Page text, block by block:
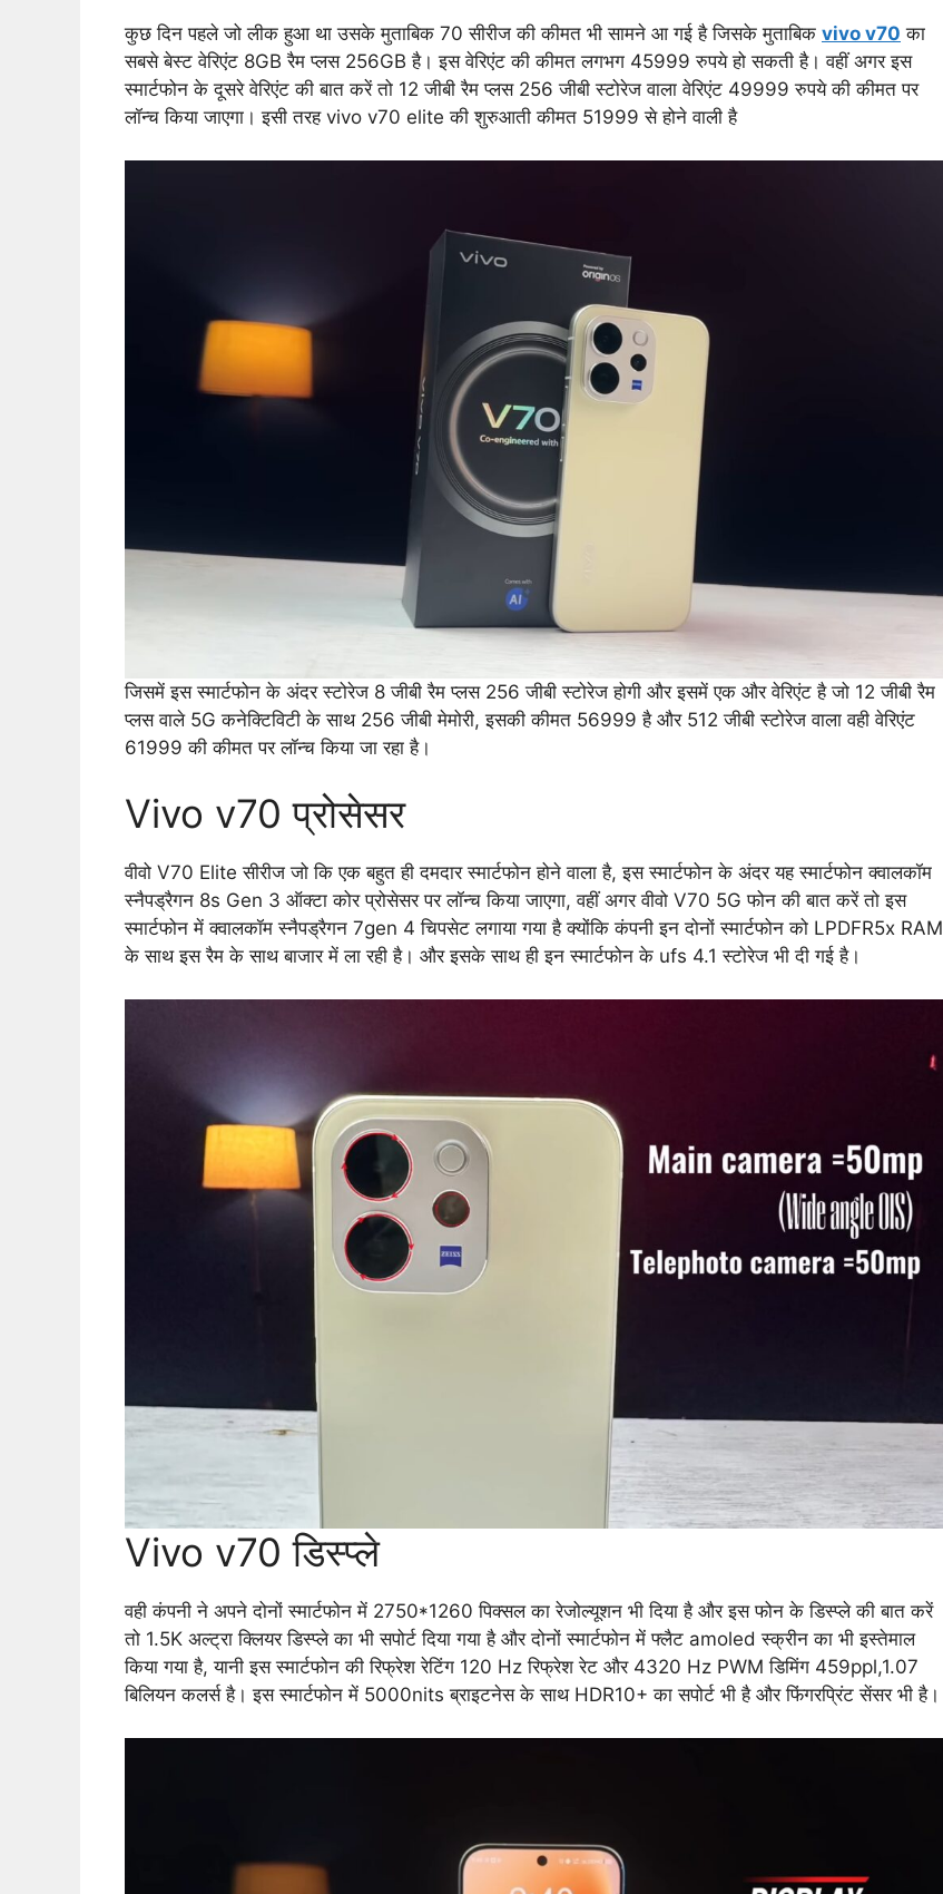
कुछ दिन पहले जो लीक हुआ था उसके मुताबिक 70 सीरीज की कीमत भी सामने आ गई है जिसके मुताबिक vivo v70 का
सबसे बेस्ट वेरिएंट 8GB रैम प्लस 256GB है। इस वेरिएंट की कीमत लगभग 45999 रुपये हो सकती है। वहीं अगर इस
स्मार्टफोन के दूसरे वेरिएंट की बात करें तो 12 जीबी रैम प्लस 256 जीबी स्टोरेज वाला वेरिएंट 49999 रुपये की कीमत पर
लॉन्च किया जाएगा। इसी तरह vivo v70 elite की शुरुआती कीमत 51999 से होने वाली है
जिसमें इस स्मार्टफोन के अंदर स्टोरेज 8 जीबी रैम प्लस 256 जीबी स्टोरेज होगी और इसमें एक और वेरिएंट है जो 12 जीबी रैम
प्लस वाले 5G कनेक्टिविटी के साथ 256 जीबी मेमोरी, इसकी कीमत 56999 है और 512 जीबी स्टोरेज वाला वही वेरिएंट
61999 की कीमत पर लॉन्च किया जा रहा है।
Vivo v70 प्रोसेसर
वीवो V70 Elite सीरीज जो कि एक बहुत ही दमदार स्मार्टफोन होने वाला है, इस स्मार्टफोन के अंदर यह स्मार्टफोन क्वालकॉम
स्नैपड्रैगन 8s Gen 3 ऑक्टा कोर प्रोसेसर पर लॉन्च किया जाएगा, वहीं अगर वीवो V70 5G फोन की बात करें तो इस
स्मार्टफोन में क्वालकॉम स्नैपड्रैगन 7gen 4 चिपसेट लगाया गया है क्योंकि कंपनी इन दोनों स्मार्टफोन को LPDFR5x RAM
के साथ इस रैम के साथ बाजार में ला रही है। और इसके साथ ही इन स्मार्टफोन के ufs 4.1 स्टोरेज भी दी गई है।
Vivo v70 डिस्प्ले
वही कंपनी ने अपने दोनों स्मार्टफोन में 2750*1260 पिक्सल का रेजोल्यूशन भी दिया है और इस फोन के डिस्प्ले की बात करें
तो 1.5K अल्ट्रा क्लियर डिस्प्ले का भी सपोर्ट दिया गया है और दोनों स्मार्टफोन में फ्लैट amoled स्क्रीन का भी इस्तेमाल
किया गया है, यानी इस स्मार्टफोन की रिफ्रेश रेटिंग 120 Hz रिफ्रेश रेट और 4320 Hz PWM डिमिंग 459ppl,1.07
बिलियन कलर्स है। इस स्मार्टफोन में 5000nits ब्राइटनेस के साथ HDR10+ का सपोर्ट भी है और फिंगरप्रिंट सेंसर भी है।